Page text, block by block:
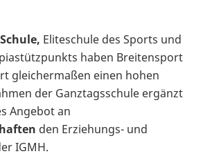
Eliteschule des Sports und
haben Breitensport
gleichermaßen einen hohen
der Ganztagsschule ergänzt
Angebot an
den Erziehungs- und
IGMH.